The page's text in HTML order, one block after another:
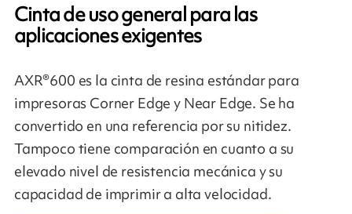
Cinta de uso general para las
aplicaciones exigentes
AXR®600 es la cinta de resina estándar para
impresoras Corner Edge y Near Edge. Se ha
convertido en una referencia por su nitidez.
Tampoco tiene comparación en cuanto a su
elevado nivel de resistencia mecánica y su
capacidad de imprimir a alta velocidad.